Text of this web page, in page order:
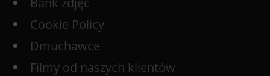
Cookie Policy
Dmuchawce
Filmy od naszych klientów